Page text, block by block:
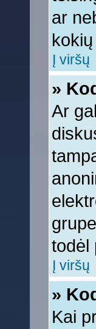
ar
Į viršų
»
Ar
todėl
Į viršų
»
Kai